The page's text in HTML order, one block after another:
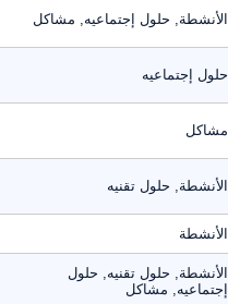
الأنشطة, حلول إجتماعيه, مشاكل
حلول إجتماعيه
مشاكل
الأنشطة, حلول تقنيه
الأنشطة
الأنشطة, حلول تقنيه, حلول
إجتماعيه, مشاكل